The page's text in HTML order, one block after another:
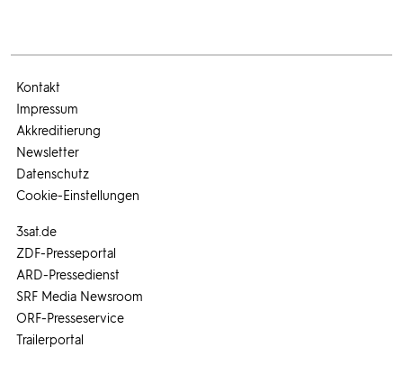
3sat.de
ZDF-Presseportal
ARD-Pressedienst
SRF Media Newsroom
ORF-Presseservice
Trailerportal
Kontakt
Impressum
Akkreditierung
Newsletter
Datenschutz
Cookie-Einstellungen